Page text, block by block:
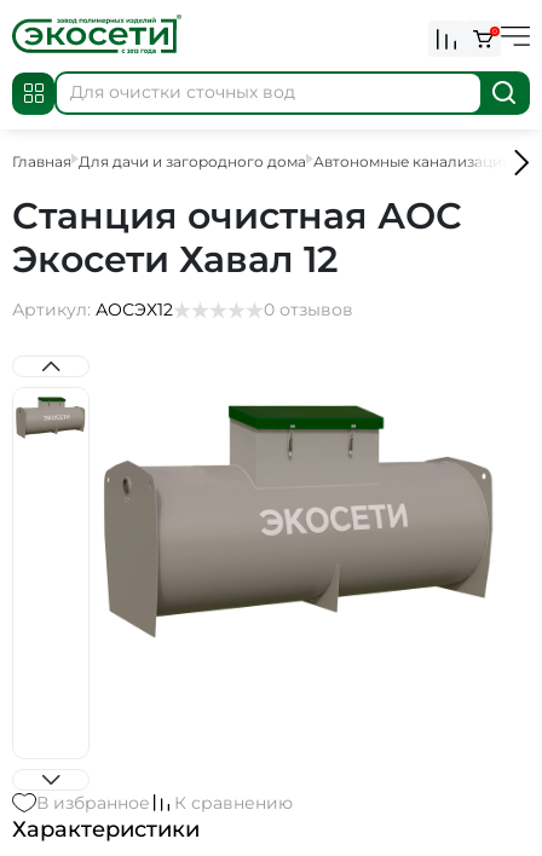
0
Главная Для дачи и загородного дома Автономные канализации
Станция очистная АОС
Экосети Хавал 12
Артикул: АОСЭХ12 0 отзывов
В избранное К сравнению
Характеристики